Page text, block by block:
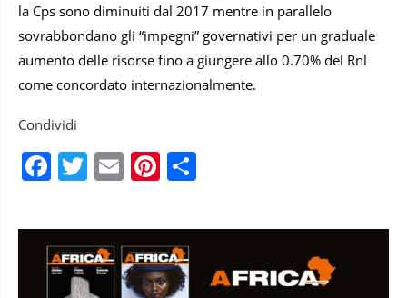
la Cps sono diminuiti dal 2017 mentre in parallelo
sovrabbondano gli “impegni” governativi per un graduale
aumento delle risorse fino a giungere allo 0.70% del Rnl
come concordato internazionalmente.
Condividi
Facebook
Twitter
EmailPinterest